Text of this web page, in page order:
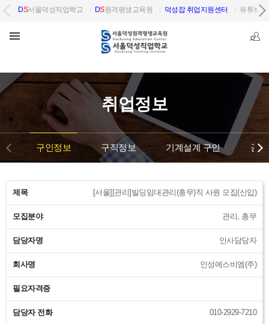
DS서울덕성직업학교 DS원격평생교육원 덕성잡 취업지원센터 유튜브
취업정보
구인정보 구직정보 기계설계 구인 공
제목 [서울][관리]빌딩임대관리(총무)직 사원 모집(신입)
모집분야 관리, 총무
담당자명 인사담당자
회사명 인성에스비엠(주)
필요자격증
담당자 전화 010-2929-7210